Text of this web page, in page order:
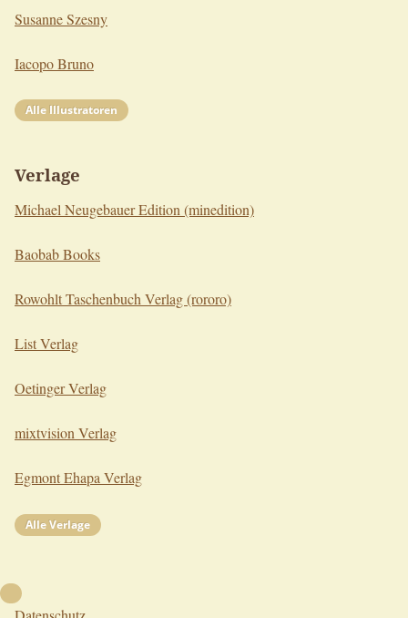
Susanne Szesny
Iacopo Bruno
Alle Illustratoren
Verlage
Michael Neugebauer Edition (minedition)
Baobab Books
Rowohlt Taschenbuch Verlag (rororo)
List Verlag
Oetinger Verlag
mixtvision Verlag
Egmont Ehapa Verlag
Alle Verlage